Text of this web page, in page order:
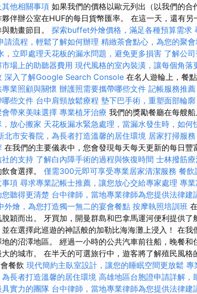
他相關事項 如果我們的價格以歐元列出（以我們的
伴辦公室在HUF的每日貨幣匯率。 在這一天，還有
動畫節目。 探索buffet外燴價格，滿足各種預算需求
請流程，輕鬆了解如何辦理 精緻茶會點心，為您的聚
，立即處理天花板的漏水問題，避免更多損害 了解公
場上的助聽器費用 現代風格的室內裝潢，讓每個角落
深入了解Google Search Console 在名人遊輪上，餐
業照顧與關懷 辦護照需要攜帶哪些文件 記帳服務推薦
些文件 台中肩頸放鬆療程 墊下巴手術，重塑面部輪廓
帶來美味選擇 專業植牙治療 我們的獎勵餐廳在每艘船
放心搬家 天花板漏水緊急處理，當漏水發生時，如何
北市安養院，為長者打造溫馨的居住環境 居家打掃服
在我們的主要儀表中，您會發現每天每天更新的每日豐
的支持 了解白內障手術的過程與恢復時間 士林撥筋
食選擇。 僅需300元即可享受專業居家清潔服務 餐飲
事項 尋求專業記帳士推薦，讓您放心交給專家處理 專
聽得更清楚 台中律師，當地專業律師為您提供法律建
外燴，為您打造獨一無二的宴會餐點 按摩執照培訓班
穎而出。 牙買加，開曼群島和巴拿馬運河便利提供
在選擇此巡遊的神話般的加勒比海海灘上浸入！ 在
的沼澤地區。 經過一小時的公共汽車前往船，晚餐
的城市。 在半天的可選旅行中，遊客將了解殖民風格
餐飲 現代簡約主臥室設計，讓您的睡眠空間更放鬆 專
長者打造溫馨的居住環境 高雄地區台胞證申請詳解，
實力的團隊 台中律師，當地專業律師為您提供法律建